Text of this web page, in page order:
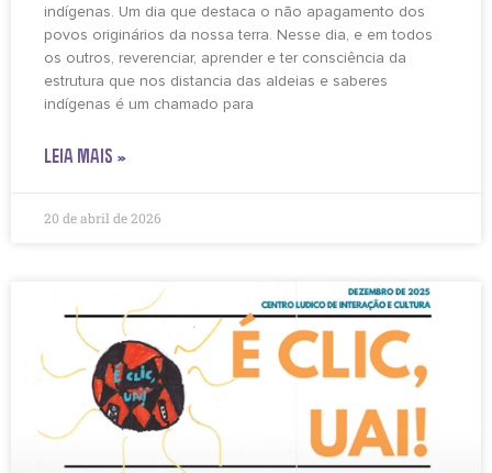
indígenas. Um dia que destaca o não apagamento dos
povos originários da nossa terra. Nesse dia, e em todos
os outros, reverenciar, aprender e ter consciência da
estrutura que nos distancia das aldeias e saberes
indígenas é um chamado para
LEIA MAIS »
20 de abril de 2026